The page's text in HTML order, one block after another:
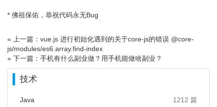
* 佛祖保佑，恭祝代码永无Bug
« 上一篇：vue.js 进行初始化遇到的关于core-js的错误 @core-
js/modules/es6.array.find-index
» 下一篇：手机有什么副业做？用手机能做啥副业？
技术
Java 1212 篇